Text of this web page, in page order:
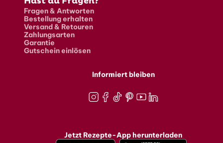
Fragen & Antworten
Bestellung erhalten
Versand & Retouren
Zahlungsarten
Garantie
Gutschein einlösen
Informiert bleiben
Jetzt Rezepte-App herunterladen